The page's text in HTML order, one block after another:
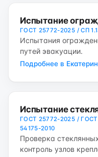
Испытание
ГОСТ 25772-2025 / СП
Испытания
путей эвакуации.
Подробнее в
Испытание
ГОСТ 25772-2025 /
54175-2010
Проверка
контроль узлов